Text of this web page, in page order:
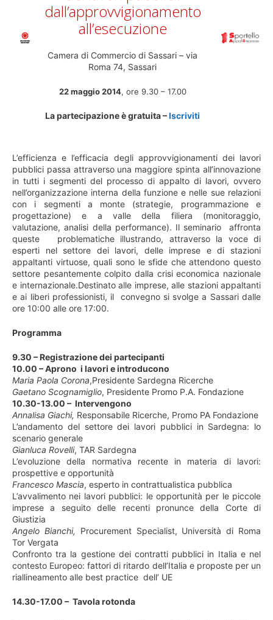
dall’approvvigionamento
all’esecuzione
Camera di Commercio di Sassari – via
Roma 74, Sassari
22 maggio 2014, ore 9.30 – 17.00
La partecipazione è gratuita –Iscriviti
L’efficienza e l’efficacia degli approvvigionamenti dei lavori
pubblici passa attraverso una maggiore spinta all’innovazione
in tutti i segmenti del processo di appalto di lavori, ovvero
nell’organizzazione interna della funzione e nelle sue relazioni
con i segmenti a monte (strategie, programmazione e
progettazione) e a valle della filiera (monitoraggio,
valutazione, analisi della performance). Il seminario affronta
queste problematiche illustrando, attraverso la voce di
esperti nel settore dei lavori, delle imprese e di stazioni
appaltanti virtuose, quali sono le sfide che attendono questo
settore pesantemente colpito dalla crisi economica nazionale
e internazionale.Destinato alle imprese, alle stazioni appaltanti
e ai liberi professionisti, il convegno si svolge a Sassari dalle
ore 10:00 alle ore 17:00.
Programma
9.30 – Registrazione dei partecipanti
10.00 – Aprono i lavori e introducono
Maria Paola Corona,Presidente Sardegna Ricerche
Gaetano Scognamiglio, Presidente Promo P.A. Fondazione
10.30-13.00 – Intervengono
Annalisa Giachi, Responsabile Ricerche, Promo PA Fondazione
L’andamento del settore dei lavori pubblici in Sardegna: lo
scenario generale
Gianluca Rovelli, TAR Sardegna
L’evoluzione della normativa recente in materia di lavori:
prospettive e opportunità
Francesco Mascia, esperto in contrattualistica pubblica
L’avvalimento nei lavori pubblici: le opportunità per le piccole
imprese a seguito delle recenti pronunce della Corte di
Giustizia
Angelo Bianchi, Procurement Specialist, Università di Roma
Tor Vergata
Confronto tra la gestione dei contratti pubblici in Italia e nel
contesto Europeo: fattori di ritardo dell’Italia e proposte per un
riallineamento alle best practice dell’ UE
14.30-17.00 – Tavola rotonda